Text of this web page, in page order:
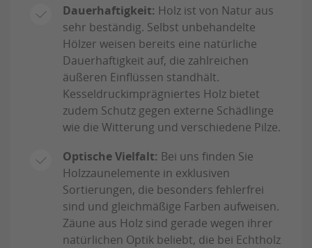
Dauerhaftigkeit: Holz ist von Natur aus
sehr beständig. Selbst unbehandelte
Hölzer weisen bereits eine natürliche
Dauerhaftigkeit auf, die zahlreichen
äußeren Einflüssen standhält.
Kesseldruckimprägniertes Holz bietet
zudem Schutz gegen externe Schädlinge
wie die Witterung und verschiedene Pilze.
Optische Vielfalt: Bei uns finden Sie
Holzzaunelemente in exklusiven
Sortierungen, die besonders fehlerfrei
sind und gleichmäßige Farben aufweisen.
Zäune aus Holz sind gerade wegen ihrer
natürlichen Optik beliebt, die bei Echtholz